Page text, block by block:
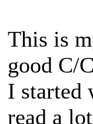
This is
good C/
I started
read a